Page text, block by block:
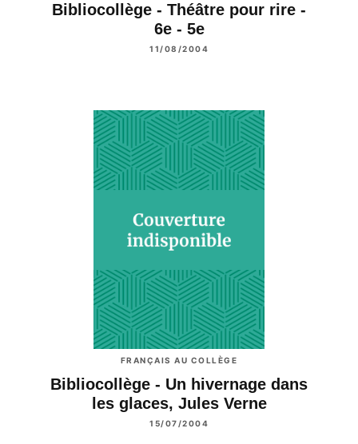
Bibliocollège - Théâtre pour rire -
6e - 5e
11/08/2004
FRANÇAIS AU COLLÈGE
Bibliocollège - Un hivernage dans
les glaces, Jules Verne
15/07/2004